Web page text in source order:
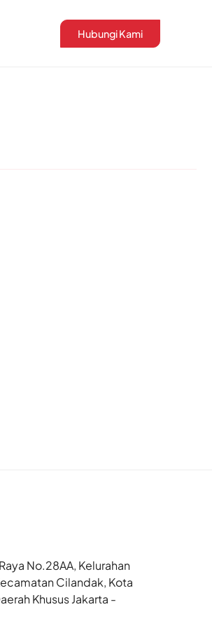
Hubungi Kami
No.28AA, Kelurahan
Cilandak, Kota
Khusus Jakarta -